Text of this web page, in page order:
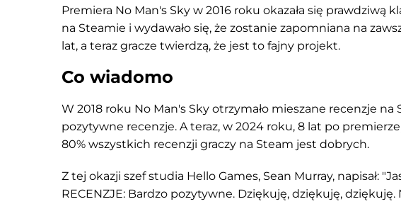
Premiera No Man's Sky w 2016 roku okazała się prawdziwą
na Steamie i wydawało się, że zostanie zapomniana na
lat, a teraz gracze twierdzą, że jest to fajny projekt.
Co wiadomo
W 2018 roku No Man's Sky otrzymało mieszane recenzje na
pozytywne recenzje. A teraz, w 2024 roku, 8 lat po
80% wszystkich recenzji graczy na Steam jest dobrych.
Z tej okazji szef studia Hello Games, Sean Murray, napisał:
RECENZJE: Bardzo pozytywne. Dziękuję, dziękuję,